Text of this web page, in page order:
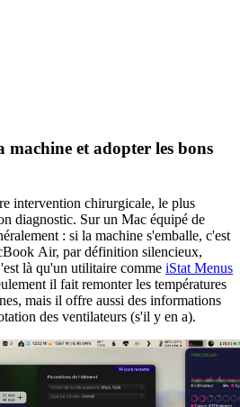
machine et adopter les bons
intervention chirurgicale, le plus
diagnostic. Sur un Mac équipé de
: si la machine s'emballe, c'est
Air, par définition silencieux,
là qu'un utilitaire comme iStat Menus
il fait remonter les températures
mais il offre aussi des informations
des ventilateurs (s'il y en a).